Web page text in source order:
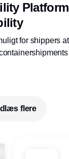
Platform
for shippers at
flere